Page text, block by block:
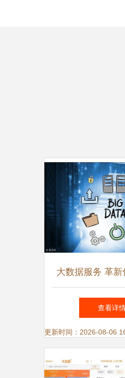
大数据服务 革
式，布局智能
查看详
更新时间：2026-08-06